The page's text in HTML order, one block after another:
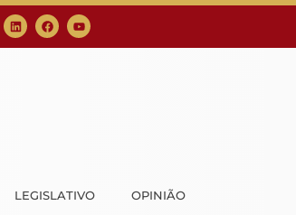
LEGISLATIVO OPINIÃO